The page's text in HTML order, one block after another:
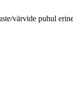
värvide puhul